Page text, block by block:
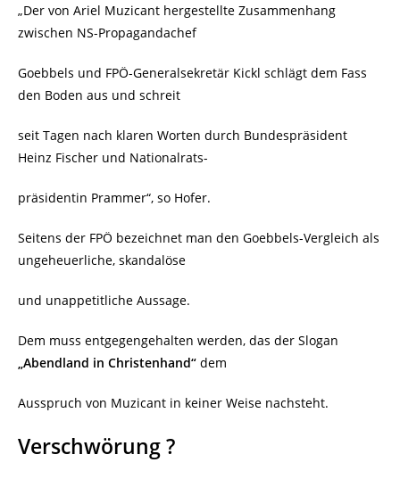
„Der von Ariel Muzicant hergestellte Zusammenhang
zwischen NS-Propagandachef
Goebbels und FPÖ-Generalsekretär Kickl schlägt dem Fass
den Boden aus und schreit
seit Tagen nach klaren Worten durch Bundespräsident
Heinz Fischer und Nationalrats-
präsidentin Prammer“, so Hofer.
Seitens der FPÖ bezeichnet man den Goebbels-Vergleich als
ungeheuerliche, skandalöse
und unappetitliche Aussage.
Dem muss entgegengehalten werden, das der Slogan
„Abendland in Christenhand“ dem
Ausspruch von Muzicant in keiner Weise nachsteht.
Verschwörung ?